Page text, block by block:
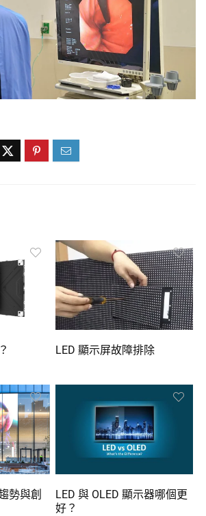
LED 顯示屏故障排除
勢與創
LED 與 OLED 顯示器哪個更
好？